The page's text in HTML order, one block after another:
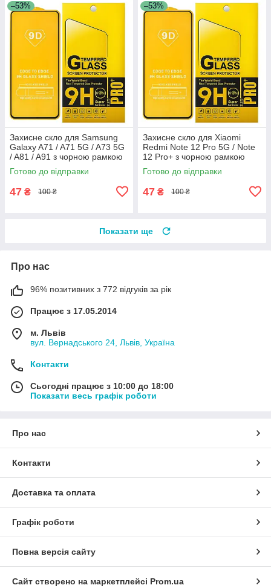
–53%
Захисне скло для Samsung
Galaxy A71 / A71 5G / A73 5G
/ A81 / A91 з чорною рамкою
Готово до відправки
47 ₴ 100 ₴
–53%
Захисне скло для Xiaomi
Redmi Note 12 Pro 5G / Note
12 Pro+ з чорною рамкою
Готово до відправки
47 ₴ 100 ₴
Показати ще
Про нас
96% позитивних з 772 відгуків за рік
Працює з 17.05.2014
м. Львів
вул. Вернадського 24, Львів, Україна
Контакти
Сьогодні працює з 10:00 до 18:00
Показати весь графік роботи
Про нас
Контакти
Доставка та оплата
Графік роботи
Повна версія сайту
Сайт створено на маркетплейсі Prom.ua